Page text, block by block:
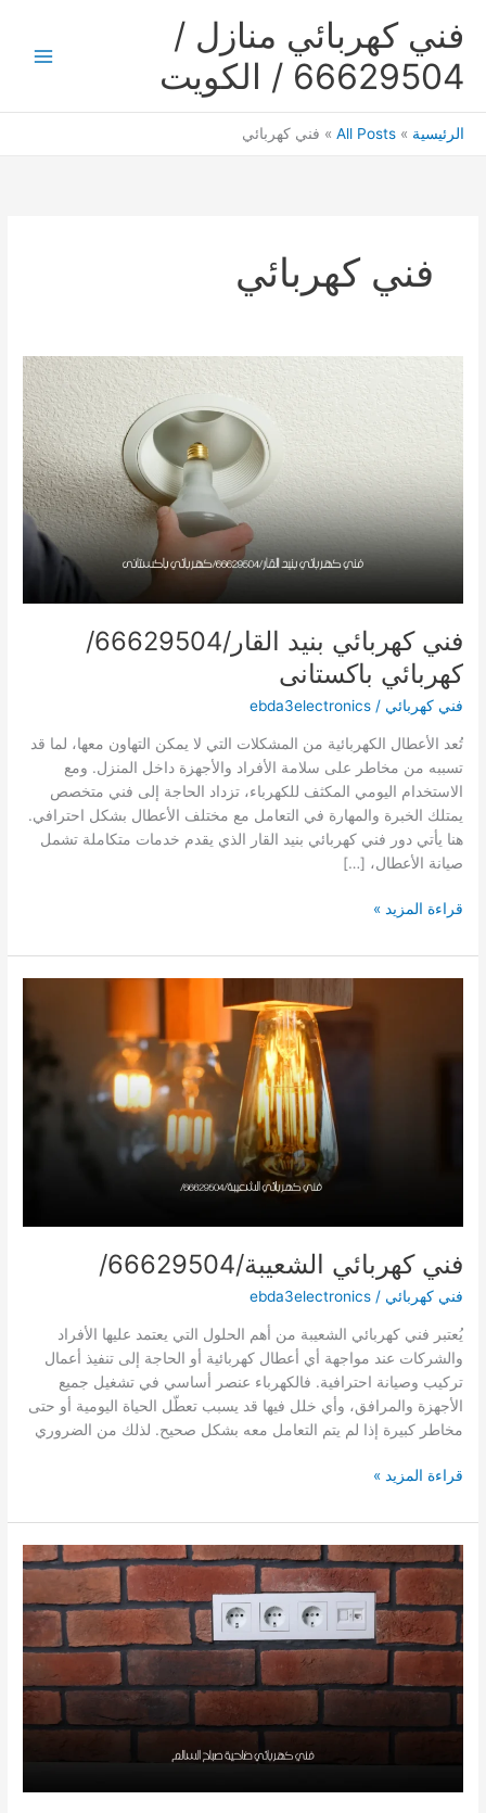
فني كهربائي منازل /
66629504 / الكويت
الرئيسية All Posts فني كهربائي
فني كهربائي
فني كهربائي بنيد القار/66629504/
كهربائي باكستانى
فني كهربائي /
ebda3electronics
تُعد الأعطال الكهربائية من المشكلات التي لا يمكن التهاون معها، لما قد
تسببه من مخاطر على سلامة الأفراد والأجهزة داخل المنزل. ومع
الاستخدام اليومي المكثف للكهرباء، تزداد الحاجة إلى فني متخصص
يمتلك الخبرة والمهارة في التعامل مع مختلف الأعطال بشكل احترافي.
هنا يأتي دور فني كهربائي بنيد القار الذي يقدم خدمات متكاملة تشمل
صيانة الأعطال، […]
فني
بنيد
القار/66629504/
قراءة المزيد »
فني كهربائي الشعيبة/66629504/
فني كهربائي /
ebda3electronics
يُعتبر فني كهربائي الشعيبة من أهم الحلول التي يعتمد عليها الأفراد
والشركات عند مواجهة أي أعطال كهربائية أو الحاجة إلى تنفيذ أعمال
تركيب وصيانة احترافية. فالكهرباء عنصر أساسي في تشغيل جميع
الأجهزة والمرافق، وأي خلل فيها قد يسبب تعطّل الحياة اليومية أو حتى
مخاطر كبيرة إذا لم يتم التعامل معه بشكل صحيح. لذلك من الضروري
فني
الشعيبة/66629504/
قراءة المزيد »